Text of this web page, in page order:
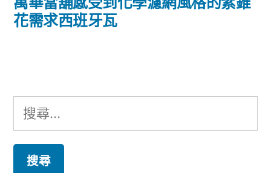
覽
篇
花需求西班牙瓦
搜
尋